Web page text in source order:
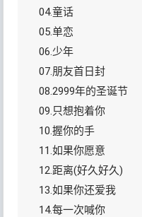
04.童话
05.单恋
06.少年
07.朋友首日封
08.2999年的圣诞节
09.只想抱着你
10.握你的手
11.如果你愿意
12.距离(好久好久)
13.如果你还爱我
14.每一次喊你